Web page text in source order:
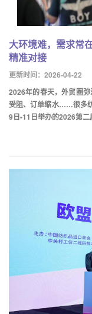
大环境难，需求常
精准对接
更新时间：2026-04-22
2026年的春天，外贸圈
受阻、订单缩水……很多
9日-11日举办的2026第二